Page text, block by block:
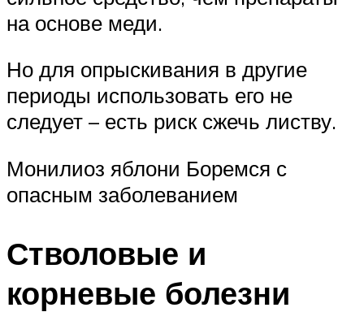
на основе меди.
Но для опрыскивания в другие
периоды использовать его не
следует – есть риск сжечь листву.
Монилиоз яблони Боремся с
опасным заболеванием
Стволовые и
корневые болезни